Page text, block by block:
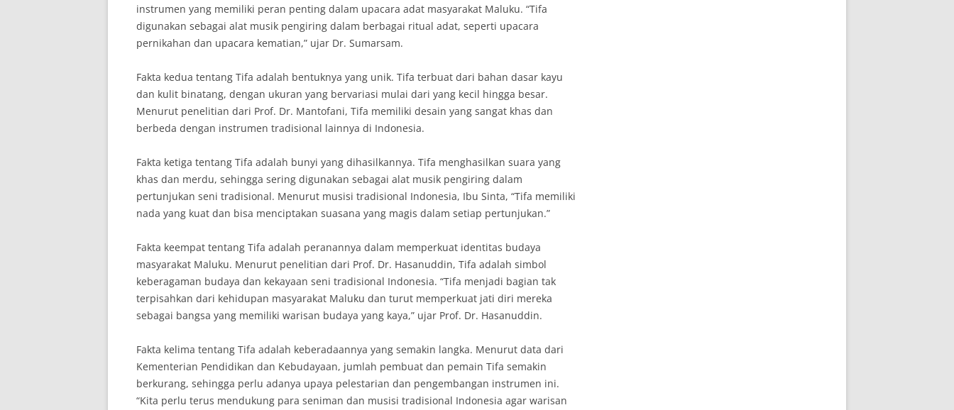
instrumen yang memiliki peran penting dalam upacara adat masyarakat Maluku. “Tifa
digunakan sebagai alat musik pengiring dalam berbagai ritual adat, seperti upacara
pernikahan dan upacara kematian,” ujar Dr. Sumarsam.
Fakta kedua tentang Tifa adalah bentuknya yang unik. Tifa terbuat dari bahan dasar kayu
dan kulit binatang, dengan ukuran yang bervariasi mulai dari yang kecil hingga besar.
Menurut penelitian dari Prof. Dr. Mantofani, Tifa memiliki desain yang sangat khas dan
berbeda dengan instrumen tradisional lainnya di Indonesia.
Fakta ketiga tentang Tifa adalah bunyi yang dihasilkannya. Tifa menghasilkan suara yang
khas dan merdu, sehingga sering digunakan sebagai alat musik pengiring dalam
pertunjukan seni tradisional. Menurut musisi tradisional Indonesia, Ibu Sinta, “Tifa memiliki
nada yang kuat dan bisa menciptakan suasana yang magis dalam setiap pertunjukan.”
Fakta keempat tentang Tifa adalah peranannya dalam memperkuat identitas budaya
masyarakat Maluku. Menurut penelitian dari Prof. Dr. Hasanuddin, Tifa adalah simbol
keberagaman budaya dan kekayaan seni tradisional Indonesia. “Tifa menjadi bagian tak
terpisahkan dari kehidupan masyarakat Maluku dan turut memperkuat jati diri mereka
sebagai bangsa yang memiliki warisan budaya yang kaya,” ujar Prof. Dr. Hasanuddin.
Fakta kelima tentang Tifa adalah keberadaannya yang semakin langka. Menurut data dari
Kementerian Pendidikan dan Kebudayaan, jumlah pembuat dan pemain Tifa semakin
berkurang, sehingga perlu adanya upaya pelestarian dan pengembangan instrumen ini.
“Kita perlu terus mendukung para seniman dan musisi tradisional Indonesia agar warisan